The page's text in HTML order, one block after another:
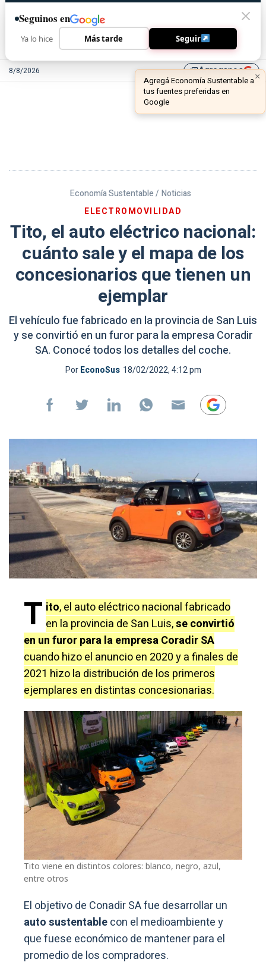
8/8/2026 library_addAgreganos
Economía Sustentable / Noticias
ELECTROMOVILIDAD
Tito, el auto eléctrico nacional:
cuánto sale y el mapa de los
concesionarios que tienen un
ejemplar
El vehículo fue fabricado en la provincia de San Luis
y se convirtió en un furor para la empresa Coradir
SA. Conocé todos los detalles del coche.
PorEconoSus 18/02/2022, 4:12 pm
T ito, el auto eléctrico nacional fabricado
en la provincia de San Luis,se convirtió
en un furor para la empresa Coradir SA
cuando hizo el anuncio en 2020 y a finales de
2021 hizo la distribución de los primeros
ejemplares en distintas concesionarias.
Tito viene en distintos colores: blanco, negro, azul,
entre otros
El objetivo de Conadir SA fue desarrollar un
auto sustentablecon el medioambiente y
que fuese económico de mantener para el
promedio de los compradores.
Seguinos en
Ya lo hice Más tarde Seguir